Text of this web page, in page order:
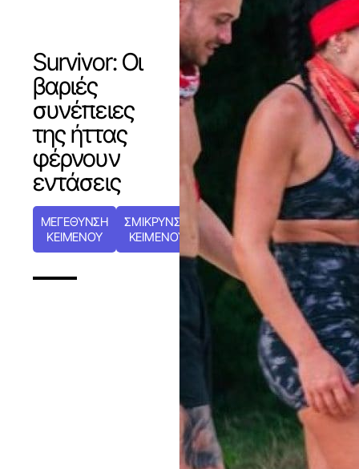
Survivor: Οι
βαριές
συνέπειες
της ήττας
φέρνουν
εντάσεις
ΜΕΓΕΘΥΝΣΗ
ΚΕΙΜΕΝΟΥ
ΣΜΙΚΡΥΝΣΗ
ΚΕΙΜΕΝΟΥ